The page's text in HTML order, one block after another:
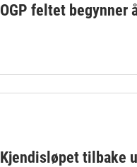
OGP feltet begynner
Kjendisløpet tilbake